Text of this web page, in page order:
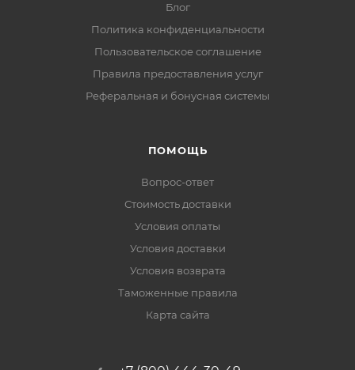
Блог
Политика конфиденциальности
Пользовательское соглашение
Правила предоставления услуг
Реферальная и бонусная системы
ПОМОЩЬ
Вопрос-ответ
Стоимость доставки
Условия оплаты
Условия доставки
Условия возврата
Таможенные правила
Карта сайта